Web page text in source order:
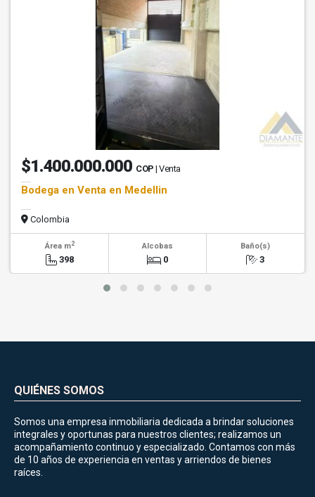
$1.400.000.000 COP | Venta
Bodega en Venta en Medellin
Colombia
Área m2
398
Alcobas
0
Baño(s)
3
QUIÉNES SOMOS
Somos una empresa inmobiliaria dedicada a brindar soluciones
integrales y oportunas para nuestros clientes; realizamos un
acompañamiento continuo y especializado. Contamos con más
de 10 años de experiencia en ventas y arriendos de bienes
raíces.